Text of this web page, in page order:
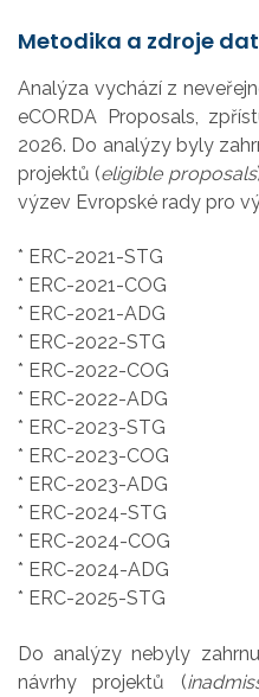
Metodika a zdroje dat
Analýza vychází z
eCORDA Proposals,
2026. Do analýzy byly
projektů (eligible proposals
výzev Evropské rady pro
* ERC-2021-STG
* ERC-2021-COG
* ERC-2021-ADG
* ERC-2022-STG
* ERC-2022-COG
* ERC-2022-ADG
* ERC-2023-STG
* ERC-2023-COG
* ERC-2023-ADG
* ERC-2024-STG
* ERC-2024-COG
* ERC-2024-ADG
* ERC-2025-STG
Do analýzy nebyly
návrhy projektů (